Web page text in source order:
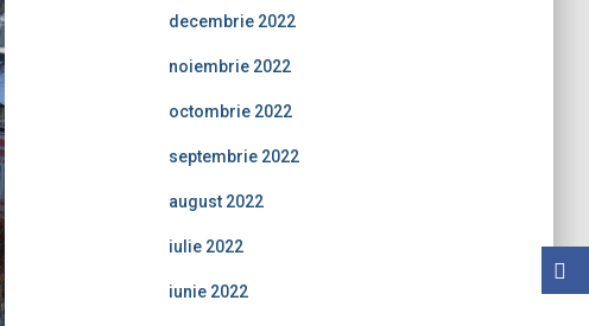
decembrie 2022
noiembrie 2022
octombrie 2022
septembrie 2022
august 2022
iulie 2022
iunie 2022